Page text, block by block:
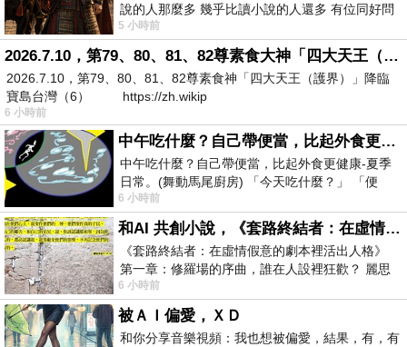
說的人那麼多 幾乎比讀小說的人還多 有位同好問
了一個問題 她說為什麼高中文學獎的
5 小時前
2026.7.10，第79、80、81、82尊素食大神「四大天王（護界）」降臨寶島台灣（6）
2026.7.10，第79、80、81、82尊素食神「四大天王（護界）」降臨
寶島台灣（6） https://zh.wikip
6 小時前
中午吃什麼？自己帶便當，比起外食更健康-夏季日常。(舞動馬尾廚房)
中午吃什麼？自己帶便當，比起外食更健康-夏季
日常。(舞動馬尾廚房) 「今天吃什麼？」 「便
當？麵？還是炒飯？」 每天都在選擇
6 小時前
和AI 共創小說，《套路終結者：在虛情假意的劇本裡活出人格》
《套路終結者：在虛情假意的劇本裡活出人格》
第一章：修羅場的序曲，誰在人設裡狂歡？ 麗思
卡爾頓酒店的總統套房內，燈光昏
6 小時前
被ＡＩ偏愛，ＸＤ
和你分享音樂視頻：我也想被偏愛，結果，有，有